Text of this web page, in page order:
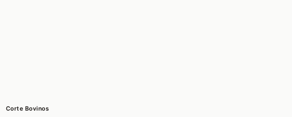
Corte Bovinos